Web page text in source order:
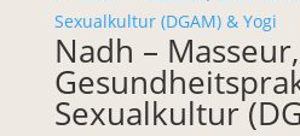
Nadh – Masseur,
Sexualkultur